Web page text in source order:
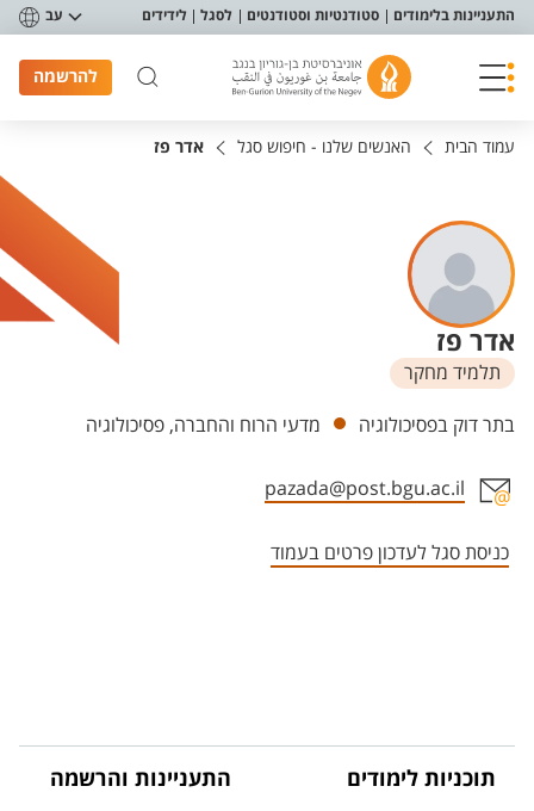
תפריט נגישות
התעניינות בלימודים סטודנטיות וסטודנטים לסגל לידידים עב
להרשמה
עמוד הבית האנשים שלנו - חיפוש סגל אדר פז
אדר פז
תלמיד מחקר
יחידות
בתר דוק בפסיכולוגיה מדעי הרוח והחברה, פסיכולוגיה
pazada@post.bgu.ac.il
כניסת סגל לעדכון פרטים בעמוד
תוכניות לימודים התעניינות והרשמה